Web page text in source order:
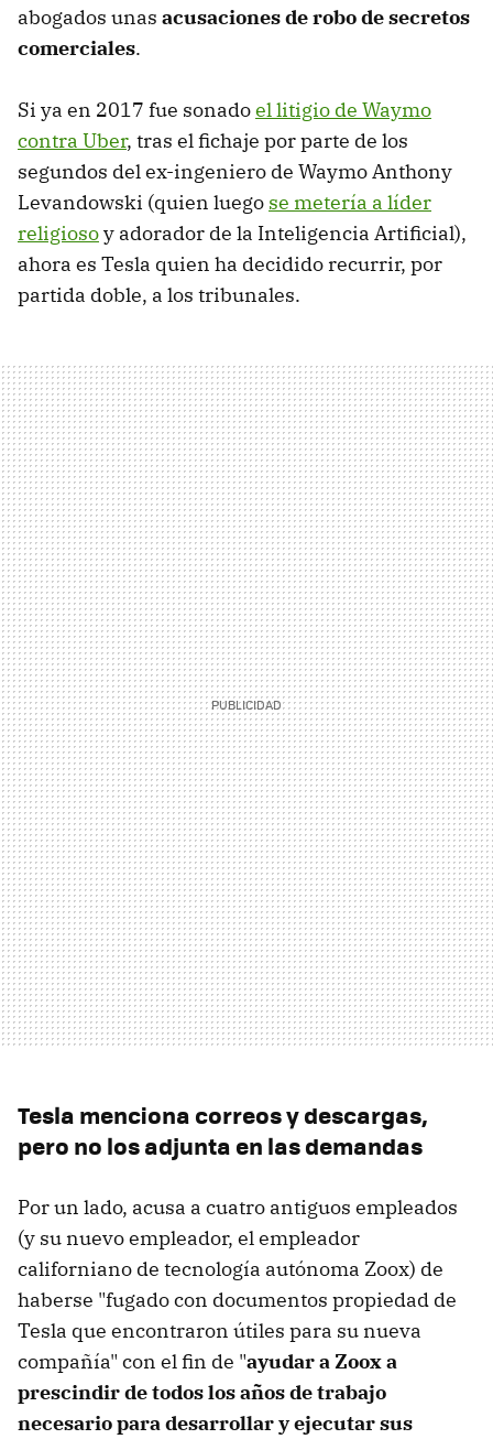
abogados unas acusaciones de robo de secretos
comerciales.
Si ya en 2017 fue sonadoel litigio de Waymo
contra Uber, tras el fichaje por parte de los
segundos del ex-ingeniero de Waymo Anthony
Levandowski (quien luego se metería a líder
religiosoy adorador de la Inteligencia Artificial),
ahora es Tesla quien ha decidido recurrir, por
partida doble, a los tribunales.
Tesla menciona correos y descargas,
pero no los adjunta en las demandas
Por un lado, acusa a cuatro antiguos empleados
(y su nuevo empleador, el empleador
californiano de tecnología autónoma Zoox) de
haberse "fugado con documentos propiedad de
Tesla que encontraron útiles para su nueva
compañía" con el fin de "ayudar a Zoox a
prescindir de todos los años de trabajo
necesario para desarrollar y ejecutar sus